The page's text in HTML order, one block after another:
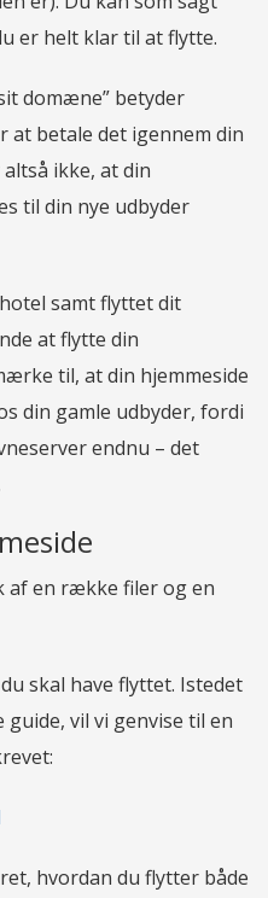
er helt klar til at flytte.
domæne” betyder
at betale det igennem din
ikke, at din
til din nye udbyder
samt flyttet dit
at flytte din
til, at din hjemmeside
din gamle udbyder, fordi
endnu – det
af en række filer og en
skal have flyttet. Istedet
vil vi genvise til en
hvordan du flytter både